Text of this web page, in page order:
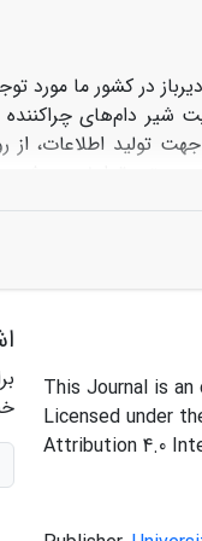
در کشور ما مورد
دام‌های
تولید اطلاعات،
تعاونی همشیری
و عرف‌ِ محلی مرتبط
و به منظور
ایفا می‌نماید.
This Journal is
Licensed under
Attribution 4.0